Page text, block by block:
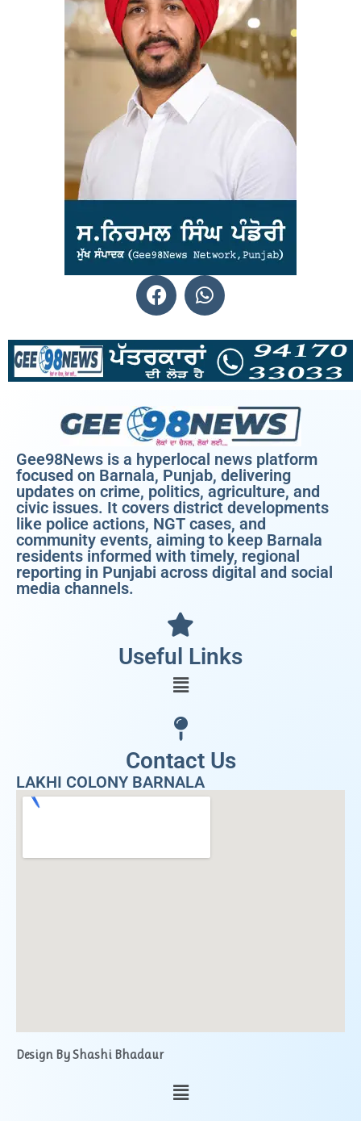
Gee98News is a hyperlocal news platform
focused on Barnala, Punjab, delivering
updates on crime, politics, agriculture, and
civic issues. It covers district developments
like police actions, NGT cases, and
community events, aiming to keep Barnala
residents informed with timely, regional
reporting in Punjabi across digital and social
media channels.
Useful Links
Contact Us
LAKHI COLONY BARNALA
Design By Shashi Bhadaur